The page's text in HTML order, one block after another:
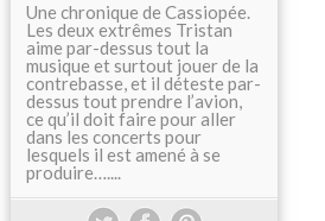
Une chronique de Cassiopée.
Les deux extrêmes Tristan
aime par-dessus tout la
musique et surtout jouer de la
contrebasse, et il déteste par-
dessus tout prendre l’avion,
ce qu’il doit faire pour aller
dans les concerts pour
lesquels il est amené à se
produire…....